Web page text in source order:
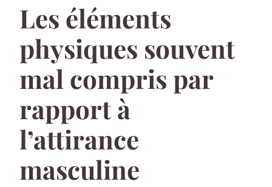
Les éléments
physiques souvent
mal compris par
rapport à
l’attirance
masculine